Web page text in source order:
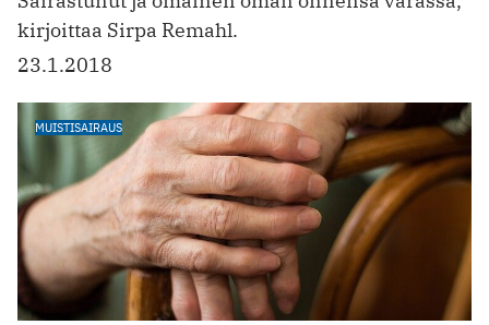
kirjoittaa Sirpa Remahl.
23.1.2018
MUISTISAIRAUS